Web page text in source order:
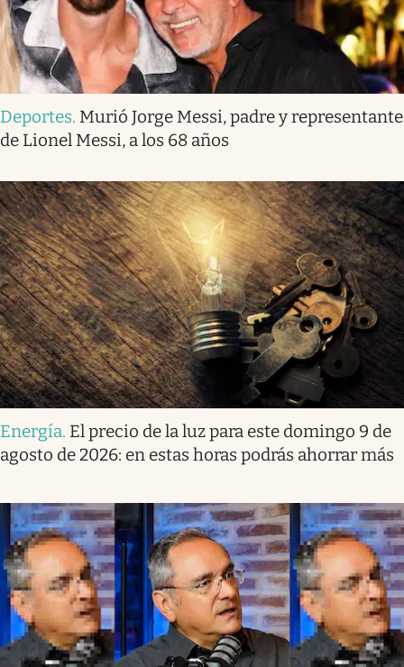
Deportes. Murió Jorge Messi, padre y representante
de Lionel Messi, a los 68 años
Energía. El precio de la luz para este domingo 9 de
agosto de 2026: en estas horas podrás ahorrar más